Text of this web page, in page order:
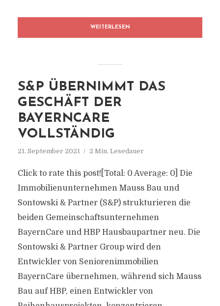
WEITERLESEN
S&P ÜBERNIMMT DAS
GESCHÄFT DER
BAYERNCARE
VOLLSTÄNDIG
21. September 2021 2 Min. Lesedauer
Click to rate this post![Total: 0 Average: 0] Die
Immobilienunternehmen Mauss Bau und
Sontowski & Partner (S&P) strukturieren die
beiden Gemeinschaftsunternehmen
BayernCare und HBP Hausbaupartner neu. Die
Sontowski & Partner Group wird den
Entwickler von Seniorenimmobilien
BayernCare übernehmen, während sich Mauss
Bau auf HBP, einen Entwickler von